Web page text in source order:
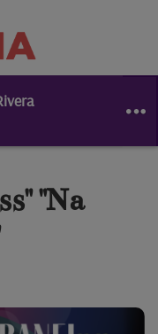
"Na